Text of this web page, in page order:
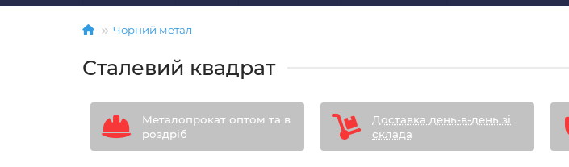
Чорний метал
Сталевий квадрат
Металопрокат оптом та в
роздріб
Доставка день-в-день зі
склада